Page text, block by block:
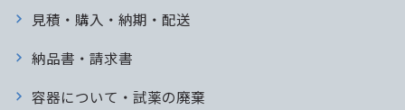
見積・購入・納期・配送
納品書・請求書
容器について・試薬の廃棄